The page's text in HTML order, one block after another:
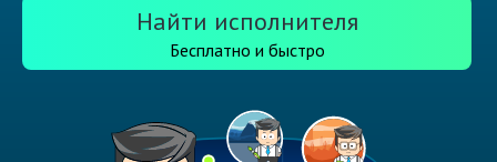
Найти исполнителя
Бесплатно и быстро